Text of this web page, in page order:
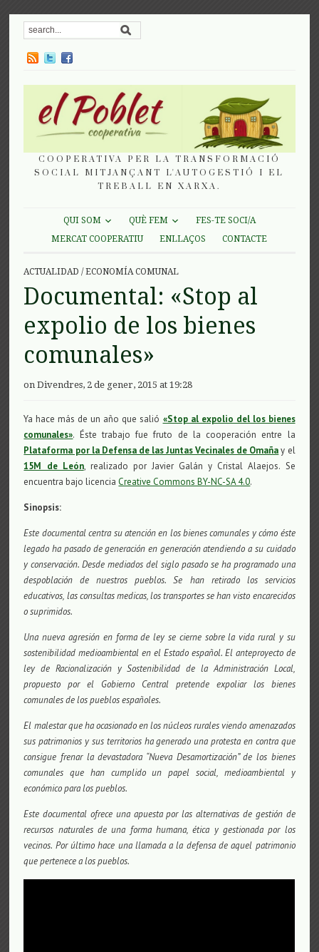
COOPERATIVA PER LA TRANSFORMACIÓ
SOCIAL MITJANÇANT L'AUTOGESTIÓ I EL
TREBALL EN XARXA.
QUI SOM QUÈ FEM
FES-TE SOCI/A
MERCAT COOPERATIU
ENLLAÇOS CONTACTE
ACTUALIDAD /ECONOMÍA COMUNAL
Documental: «Stop al
expolio de los bienes
comunales»
on Divendres, 2 de gener, 2015 at 19:28
Ya hace más de un año que salió «Stop al expolio del los bienes
comunales». Éste trabajo fue fruto de la cooperación entre la
Plataforma por la Defensa de las Juntas Vecinales de Omañay el
15M de León, realizado por Javier Galán y Cristal Alaejos. Se
encuentra bajo licencia Creative Commons BY-NC-SA 4.0.
Sinopsis:
Este documental centra su atención en los bienes comunales y cómo éste
legado ha pasado de generación en generación atendiendo a su cuidado
y conservación. Desde mediados del siglo pasado se ha programado una
despoblación de nuestros pueblos. Se han retirado los servicios
educativos, las consultas medicas, los transportes se han visto encarecidos
o suprimidos.
Una nueva agresión en forma de ley se cierne sobre la vida rural y su
sostenibilidad medioambiental en el Estado español. El anteproyecto de
ley de Racionalización y Sostenibilidad de la Administración Local,
propuesto por el Gobierno Central pretende expoliar los bienes
comunales de los pueblos españoles.
El malestar que ha ocasionado en los núcleos rurales viendo amenazados
sus patrimonios y sus territorios ha generado una protesta en contra que
consigue frenar la devastadora “Nueva Desamortización” de los bienes
comunales que han cumplido un papel social, medioambiental y
económico para los pueblos.
Este documental ofrece una apuesta por las alternativas de gestión de
recursos naturales de una forma humana, ética y gestionada por los
vecinos. Por último hace una llamada a la defensa de aquel patrimonio
que pertenece a los pueblos.